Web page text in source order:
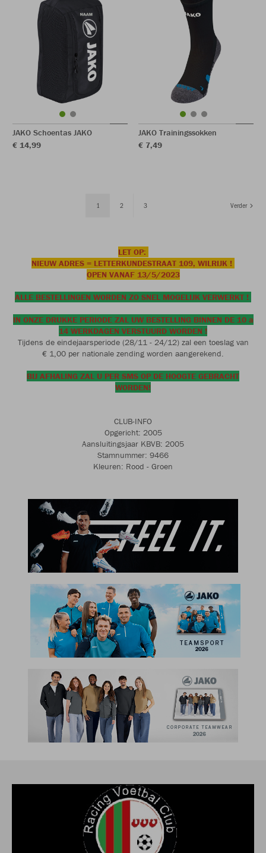
JAKO Schoentas JAKO
€ 14,99
JAKO Trainingssokken
€ 7,49
1 2 3 Verder
LET OP:
NIEUW ADRES = LETTERKUNDESTRAAT 109, WILRIJK !
OPEN VANAF 13/5/2023
ALLE BESTELLINGEN WORDEN ZO SNEL MOGELIJK VERWERKT !
IN ONZE DRUKKE PERIODE ZAL UW BESTELLING BINNEN DE 10 a
14 WERKDAGEN VERSTUURD WORDEN !
Tijdens de eindejaarsperiode (28/11 - 24/12) zal een toeslag van
€ 1,00 per nationale zending worden aangerekend.
BIJ AFHALING ZAL U PER SMS OP DE HOOGTE GEBRACHT
WORDEN!
CLUB-INFO
Opgericht: 2005
Aansluitingsjaar KBVB: 2005
Stamnummer: 9466
Kleuren: Rood - Groen